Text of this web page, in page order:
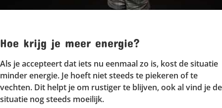
Hoe krijg je meer energie?
Als je accepteert dat iets nu eenmaal zo is, kost de situatie
minder energie. Je hoeft niet steeds te piekeren of te
vechten. Dit helpt je om rustiger te blijven, ook al vind je de
situatie nog steeds moeilijk.